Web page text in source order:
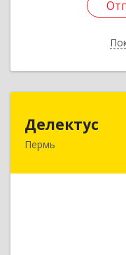
Делектус
Пермь
614015,